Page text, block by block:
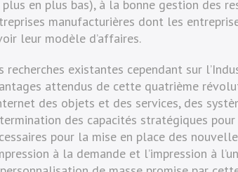
plus en plus bas), à la bonne gestion des
manufacturières dont les
leur modèle d’affaires.
recherches existantes cependant sur
attendus de cette quatrième
des objets et des services, des
des capacités stratégiques
pour la mise en place des
à la demande et l’impression à